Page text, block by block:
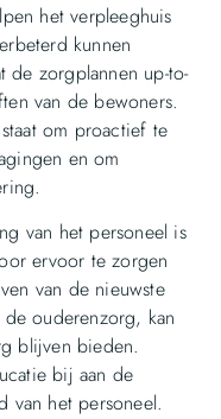
het verpleeghuis
kunnen
zorgplannen up-to-
van de bewoners.
om proactief te
en om
van het personeel is
ervoor te zorgen
van de nieuwste
ouderenzorg, kan
blijven bieden.
bij aan de
van het personeel.